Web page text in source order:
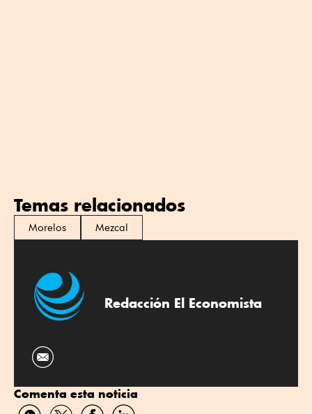
Temas relacionados
Morelos Mezcal
Redacción El Economista
Comenta esta noticia